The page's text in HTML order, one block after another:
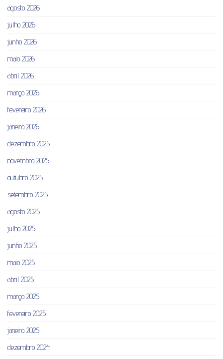
agosto 2026
julho 2026
junho 2026
maio 2026
abril 2026
março 2026
fevereiro 2026
janeiro 2026
dezembro 2025
novembro 2025
outubro 2025
setembro 2025
agosto 2025
julho 2025
junho 2025
maio 2025
abril 2025
março 2025
fevereiro 2025
janeiro 2025
dezembro 2024